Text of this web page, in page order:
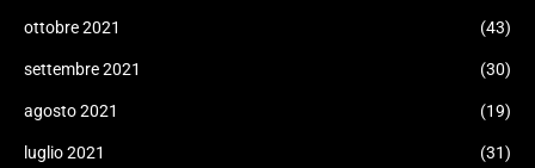
ottobre 2021 (43)
settembre 2021 (30)
agosto 2021 (19)
luglio 2021 (31)